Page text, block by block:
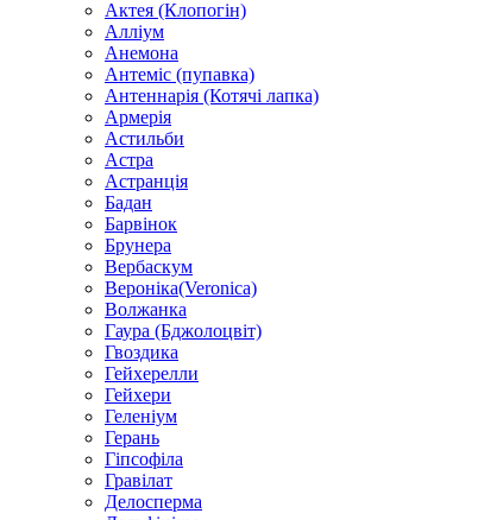
Актея (Клопогін)
Алліум
Анемона
Антеміс (пупавка)
Антеннарія (Котячі лапка)
Армерія
Астильби
Астра
Астранція
Бадан
Барвінок
Брунера
Вербаскум
Вероніка(Veronica)
Волжанка
Гаура (Бджолоцвіт)
Гвоздика
Гейхерелли
Гейхери
Геленіум
Герань
Гіпсофіла
Гравілат
Делосперма